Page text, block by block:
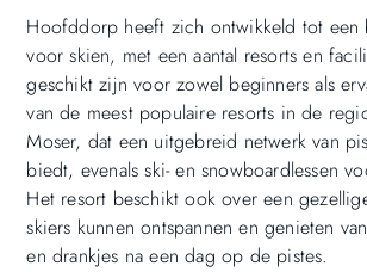
Hoofddorp heeft zich ontwikkeld tot een
voor skien, met een aantal resorts en
geschikt zijn voor zowel beginners als
van de meest populaire resorts in de
Moser, dat een uitgebreid netwerk van
biedt, evenals ski- en snowboardlessen
Het resort beschikt ook over een
skiers kunnen ontspannen en genieten
en drankjes na een dag op de pistes.